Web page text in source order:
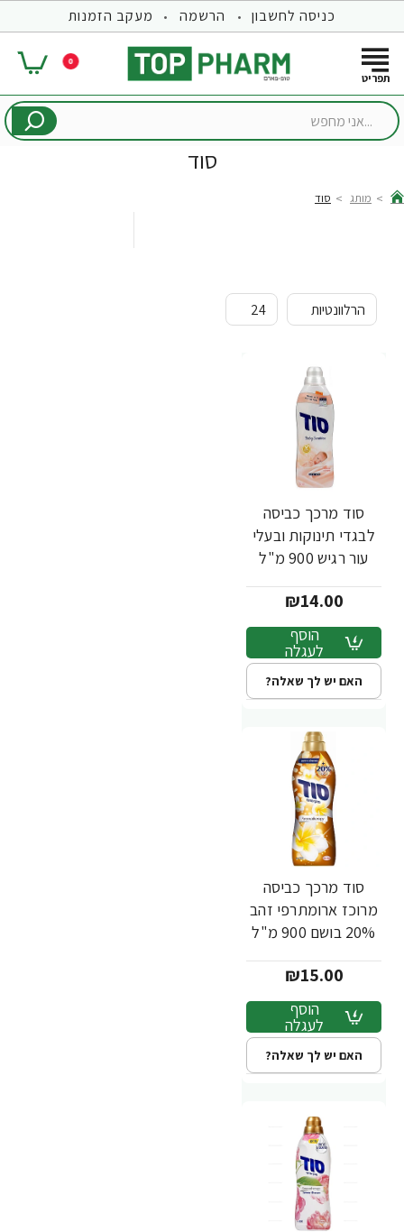
כניסה לחשבון הרשמה מעקב הזמנות
0
...אני
סוד
מותג סוד
סוד מרכך כביסה
לבגדי תינוקות ובעלי
עור רגיש 900 מ"ל
₪14.00
הוסף
לעגלה
האם יש לך שאלה?
סוד מרכך כביסה
מרוכז ארומתרפי זהב
20% בושם 900 מ"ל
₪15.00
הוסף
לעגלה
האם יש לך שאלה?